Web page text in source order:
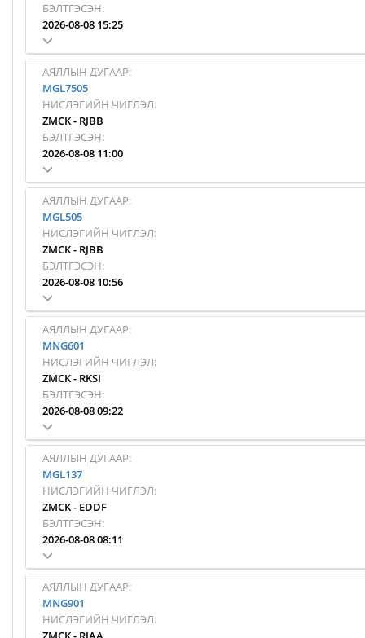
БЭЛТГЭСЭН:
2026-08-08 15:25
АЯЛЛЫН ДУГААР:
MGL7505
НИСЛЭГИЙН ЧИГЛЭЛ:
ZMCK- RJBB
БЭЛТГЭСЭН:
2026-08-08 11:00
АЯЛЛЫН ДУГААР:
MGL505
НИСЛЭГИЙН ЧИГЛЭЛ:
ZMCK- RJBB
БЭЛТГЭСЭН:
2026-08-08 10:56
АЯЛЛЫН ДУГААР:
MNG601
НИСЛЭГИЙН ЧИГЛЭЛ:
ZMCK- RKSI
БЭЛТГЭСЭН:
2026-08-08 09:22
АЯЛЛЫН ДУГААР:
MGL137
НИСЛЭГИЙН ЧИГЛЭЛ:
ZMCK- EDDF
БЭЛТГЭСЭН:
2026-08-08 08:11
АЯЛЛЫН ДУГААР:
MNG901
НИСЛЭГИЙН ЧИГЛЭЛ: